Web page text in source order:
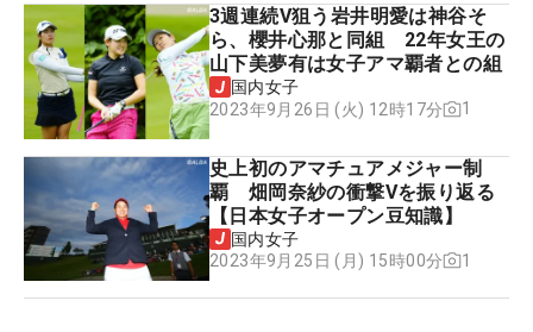
3週連続V狙う岩井明愛は神谷そ
ら、櫻井心那と同組 22年女王の
山下美夢有は女子アマ覇者との組
国内女子
2023年9月26日 (火) 12時17分
1
史上初のアマチュアメジャー制
覇 畑岡奈紗の衝撃Vを振り返る
【日本女子オープン豆知識】
国内女子
2023年9月25日 (月) 15時00分
1